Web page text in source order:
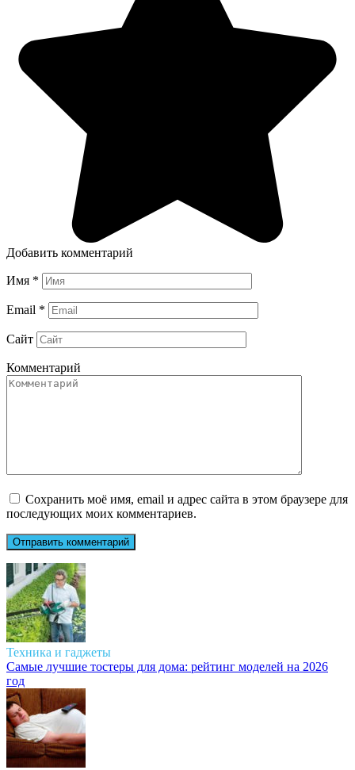
Добавить комментарий
Имя *
Email *
Сайт
Комментарий
Сохранить моё имя, email и адрес сайта в этом браузере для
последующих моих комментариев.
Техника и гаджеты
Самые лучшие тостеры для дома: рейтинг моделей на 2026
год